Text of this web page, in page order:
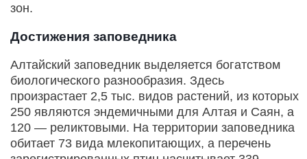
зон.
Достижения заповедника
Алтайский заповедник выделяется богатством
биологического разнообразия. Здесь
произрастает 2,5 тыс. видов растений, из которых
250 являются эндемичными для Алтая и Саян, а
120 — реликтовыми. На территории заповедника
обитает 73 вида млекопитающих, а перечень